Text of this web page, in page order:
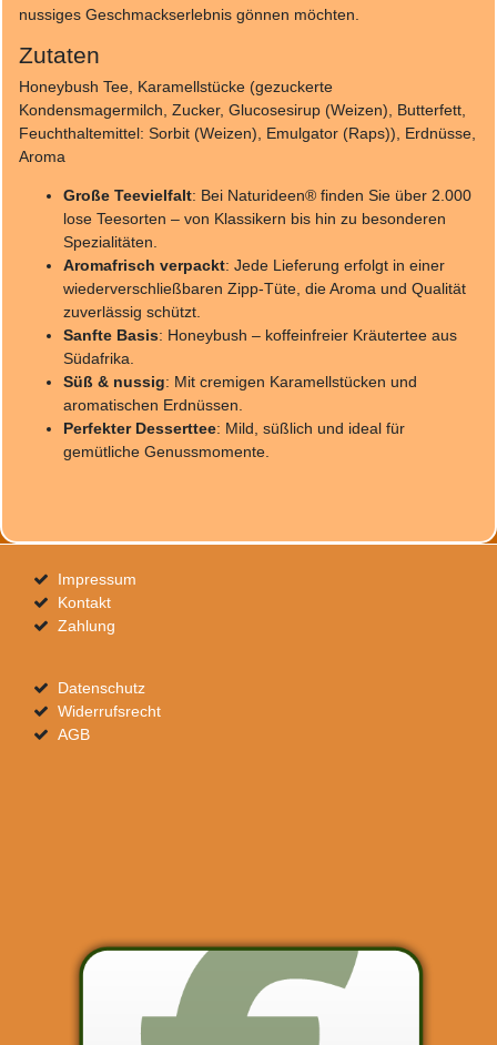
nussiges Geschmackserlebnis gönnen möchten.
Zutaten
Honeybush Tee, Karamellstücke (gezuckerte
Kondensmagermilch, Zucker, Glucosesirup (Weizen), Butterfett,
Feuchthaltemittel: Sorbit (Weizen), Emulgator (Raps)), Erdnüsse,
Aroma
Große Teevielfalt: Bei Naturideen® finden Sie über 2.000
lose Teesorten – von Klassikern bis hin zu besonderen
Spezialitäten.
Aromafrisch verpackt: Jede Lieferung erfolgt in einer
wiederverschließbaren Zipp-Tüte, die Aroma und Qualität
zuverlässig schützt.
Sanfte Basis: Honeybush – koffeinfreier Kräutertee aus
Südafrika.
Süß & nussig: Mit cremigen Karamellstücken und
aromatischen Erdnüssen.
Perfekter Desserttee: Mild, süßlich und ideal für
gemütliche Genussmomente.
Impressum
Kontakt
Zahlung
Datenschutz
Widerrufsrecht
AGB